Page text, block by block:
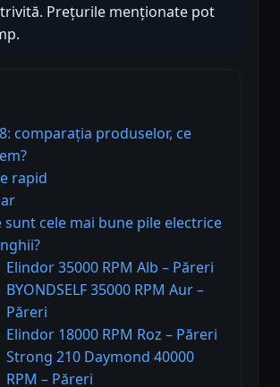
Prețurile menționate pot
comparația produselor, ce
rapid
sunt cele mai bune pile electrice
Elindor 35000 RPM Alb – Păreri
BYONDSELF 35000 RPM Aur –
Păreri
Elindor 18000 RPM Roz – Păreri
Strong 210 Daymond 40000
RPM – Păreri